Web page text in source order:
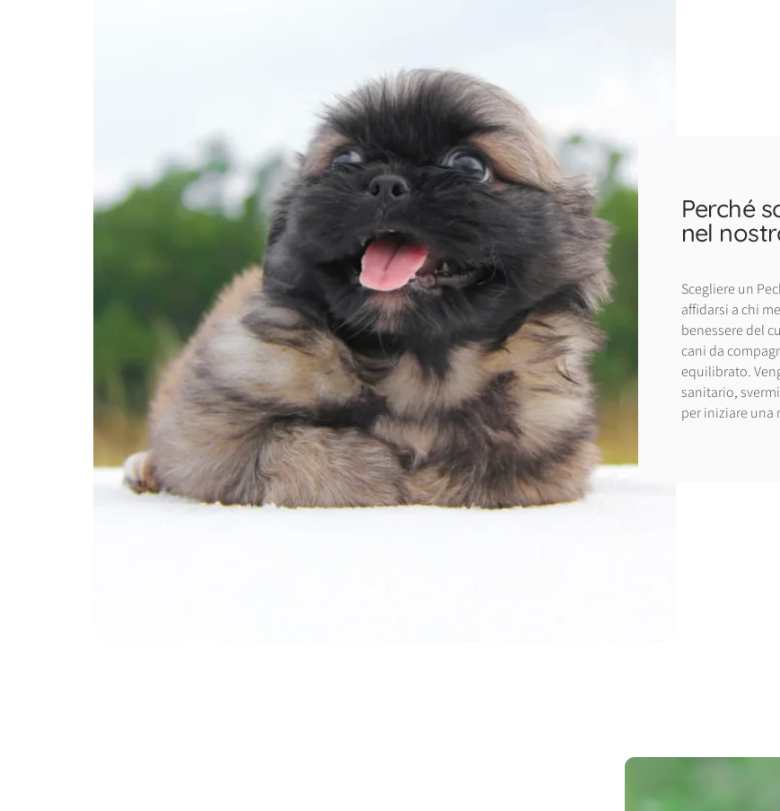
Perché
nel
Scegliere un
affidarsi a chi
benessere del
cani da
equilibrato.
sanitario,
per iniziare una